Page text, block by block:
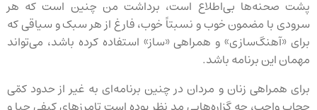
پشت صحنه‌ها بی‌اطلاع است، برداشت من چنین است که هر
سرودی با مضمون خوب و نسبتاً خوب، فارغ از هر سبک و سیاقی که
برای «آهنگ‌سازی» و همراهی «ساز» استفاده کرده باشد، می‌تواند
مهمان این برنامه باشد.
برای همراهی زنان و مردان در چنین برنامه‌ای به غیر از حدود کمّی